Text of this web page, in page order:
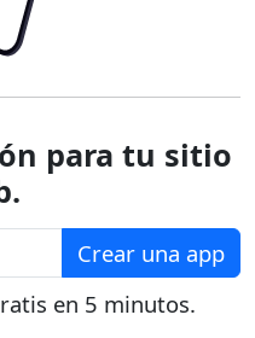
para tu sitio
Crear una app
en 5 minutos.